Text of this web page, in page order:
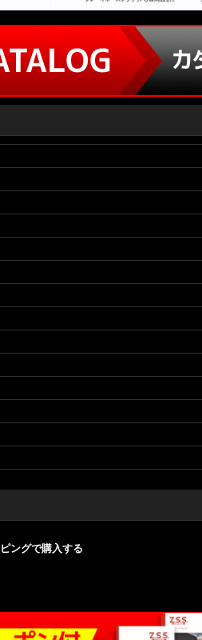
ングで購入する